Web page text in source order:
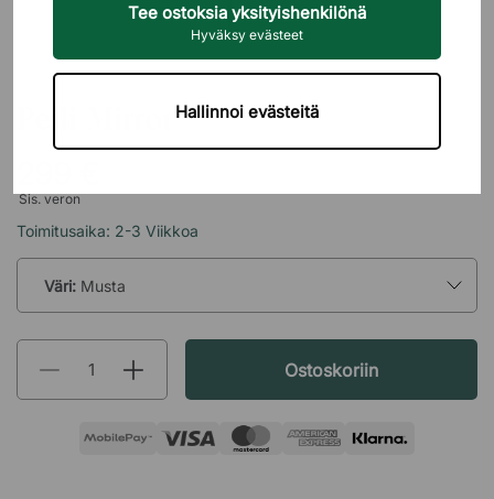
Tee ostoksia yksityishenkilönä
Hyväksy evästeet
Hallinnoi evästeitä
Sis. veron
Toimitusaika: 2-3 Viikkoa
Väri: Musta
Ostoskoriin